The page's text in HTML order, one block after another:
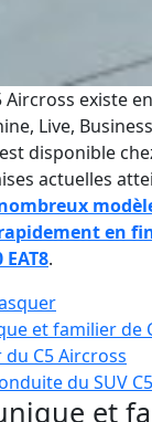
Aircross existe
Live,
disponible
actuelles
en
.
et familier de
du C5 Aircross
du SUV
et